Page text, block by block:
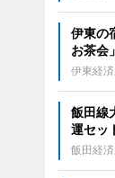
伊東の
お茶会
伊東経
飯田線
運セッ
飯田経